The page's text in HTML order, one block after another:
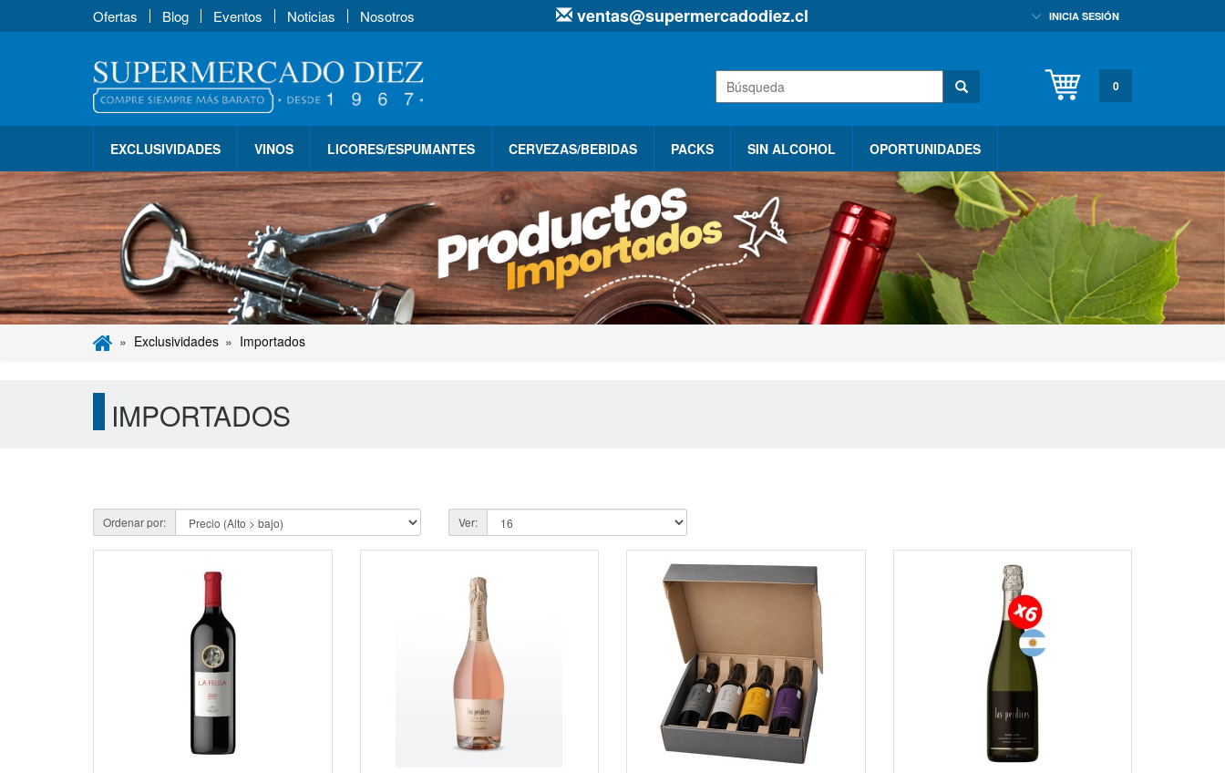
Ofertas Blog Eventos Noticias Nosotros INICIA SESIÓN
ventas@supermercadodiez.cl
0
EXCLUSIVIDADES VINOS LICORES/ESPUMANTES CERVEZAS/BEBIDAS PACKS SIN ALCOHOL OPORTUNIDADES
Exclusividades Importados
IMPORTADOS
Ordenar por: Ver: